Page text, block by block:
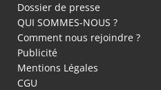
Dossier de presse
QUI SOMMES-NOUS ?
Comment nous rejoindre ?
Publicité
Mentions Légales
CGU